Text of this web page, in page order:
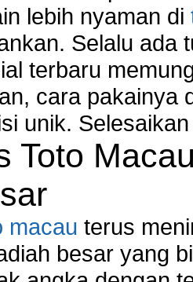
lebih nyaman di
Selalu ada
terbaru
cara pakainya
unik.
Toto
macau terus
besar yang